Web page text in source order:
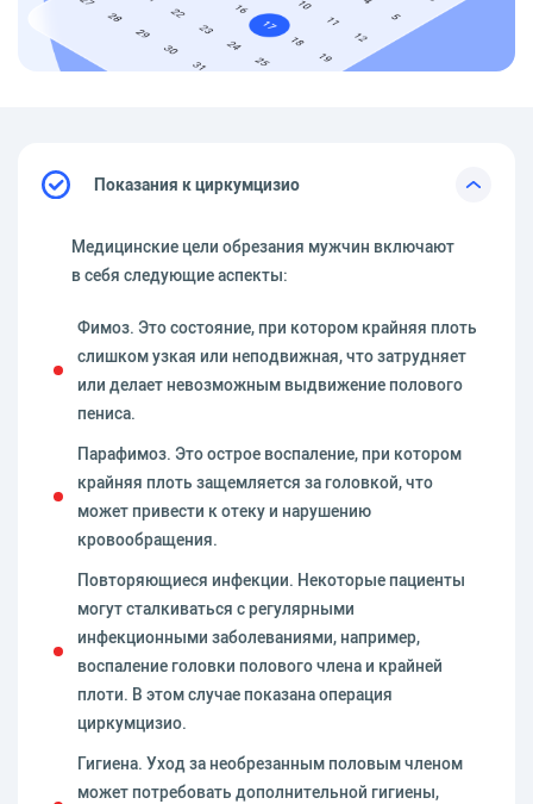
Показания к циркумцизио
Медицинские цели обрезания мужчин включают
в себя следующие аспекты:
Фимоз. Это состояние, при котором крайняя плоть
слишком узкая или неподвижная, что затрудняет
или делает невозможным выдвижение полового
пениса.
Парафимоз. Это острое воспаление, при котором
крайняя плоть защемляется за головкой, что
может привести к отеку и нарушению
кровообращения.
Повторяющиеся инфекции. Некоторые пациенты
могут сталкиваться с регулярными
инфекционными заболеваниями, например,
воспаление головки полового члена и крайней
плоти. В этом случае показана операция
циркумцизио.
Гигиена. Уход за необрезанным половым членом
может потребовать дополнительной гигиены,